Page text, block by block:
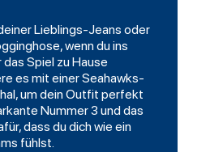
Lieblings-Jeans oder
wenn du ins
Spiel zu Hause
es mit einer Seahawks-
um dein Outfit perfekt
Nummer 3 und das
dass du dich wie ein
fühlst.